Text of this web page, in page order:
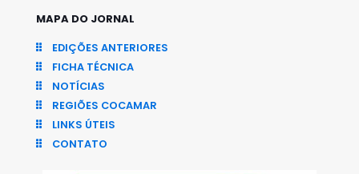
MAPA DO JORNAL
EDIÇÕES ANTERIORES
FICHA TÉCNICA
NOTÍCIAS
REGIÕES COCAMAR
LINKS ÚTEIS
CONTATO